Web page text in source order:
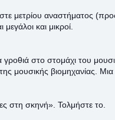
μετρίου αναστήματος
και μικροί.
γροθιά στο στομάχι του
μουσικής βιομηχανίας.
στη σκηνή». Τολμήστε το.